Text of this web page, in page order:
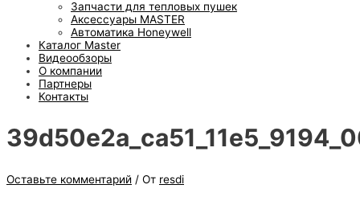
Запчасти для тепловых пушек
Аксессуары MASTER
Автоматика Honeywell
Каталог Master
Видеообзоры
О компании
Партнеры
Контакты
Оставьте комментарий / От resdi